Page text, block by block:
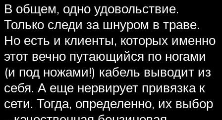
В общем, одно удовольствие.
Только следи за шнуром в траве.
Но есть и клиенты, которых именно
этот вечно путающийся по ногами
(и под ножами!) кабель выводит из
себя. А еще нервирует привязка к
сети. Тогда, определенно, их выбор